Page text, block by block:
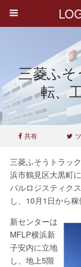
三菱ふそ
転、
共有
三菱ふそうトラッ
浜市鶴見区大黒町
バルロジスティク
し、10月1日から稼
新センターは
MFLP横浜新
子安内に立地
し、地上5階